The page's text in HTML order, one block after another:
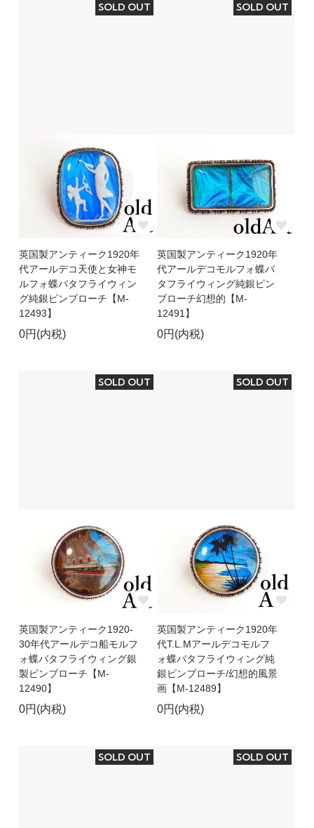
SOLD OUT
英国製アンティーク1920年
代アールデコ天使と女神モ
ルフォ蝶バタフライウィン
グ純銀ピンブローチ【M-
12493】
0円(内税)
SOLD OUT
英国製アンティーク1920年
代アールデコモルフォ蝶バ
タフライウィング純銀ピン
ブローチ幻想的【M-
12491】
0円(内税)
SOLD OUT
英国製アンティーク1920-
30年代アールデコ船モルフ
ォ蝶バタフライウィング銀
製ピンブローチ【M-
12490】
0円(内税)
SOLD OUT
英国製アンティーク1920年
代T.L.Mアールデコモルフ
ォ蝶バタフライウィング純
銀ピンブローチ/幻想的風景
画【M-12489】
0円(内税)
SOLD OUT SOLD OUT